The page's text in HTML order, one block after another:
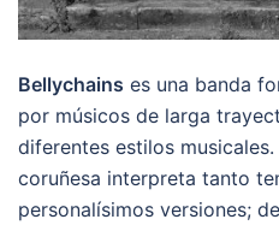
Bellychains es una banda
por músicos de larga
diferentes estilos
coruñesa interpreta tanto
personalísimos versiones;